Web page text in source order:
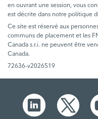
en ouvrant une session, vous
est décrite dans notre politique
Ce site est réservé aux
communs de placement et les
Canada s.r.i. ne peuvent être
Canada.
72636-v2026519